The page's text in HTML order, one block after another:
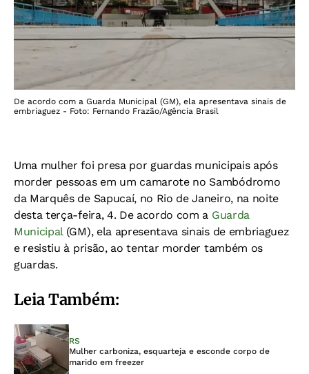
De acordo com a Guarda Municipal (GM), ela apresentava sinais de
embriaguez - Foto: Fernando Frazão/Agência Brasil
Uma mulher foi presa por guardas municipais após
morder pessoas em um camarote no Sambódromo
da Marquês de Sapucaí, no Rio de Janeiro, na noite
desta terça-feira, 4. De acordo com a Guarda
Municipal(GM), ela apresentava sinais de embriaguez
e resistiu à prisão, ao tentar morder também os
guardas.
Leia Também:
RS
Mulher carboniza, esquarteja e esconde corpo de
marido em freezer